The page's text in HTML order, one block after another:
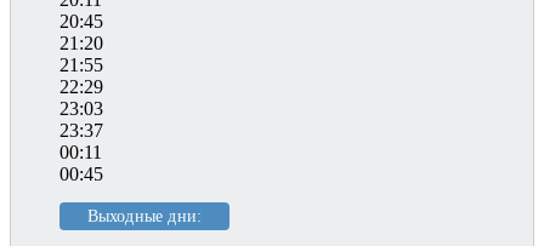
20:45
21:20
21:55
22:29
23:03
23:37
00:11
00:45
Выходные дни: